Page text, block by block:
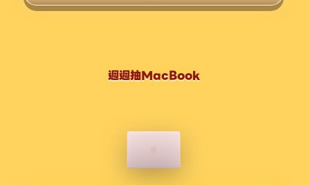
週週抽MacBook